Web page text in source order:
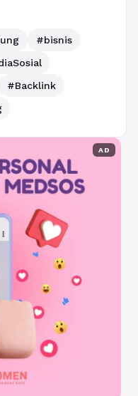
#bisnis
#Backlink
AD